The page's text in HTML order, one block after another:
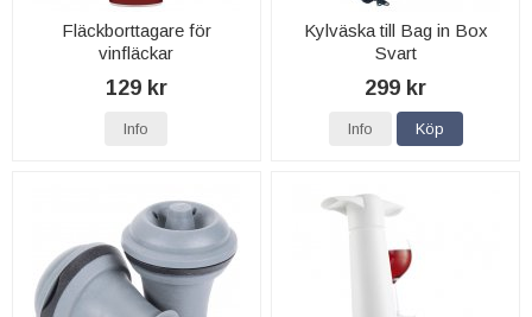
Fläckborttagare för
vinfläckar
129 kr
Info
Kylväska till Bag in Box
Svart
299 kr
Info Köp